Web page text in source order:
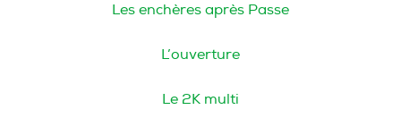
Les enchères après Passe
L’ouverture
Le 2K multi